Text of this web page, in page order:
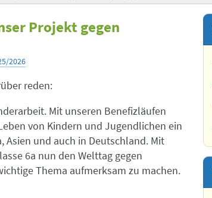
Projekt gegen
2026
reden:
Mit unseren Benefizläufen
von Kindern und Jugendlichen ein
Asien und auch in Deutschland. Mit
6a nun den Welttag gegen
Thema aufmerksam zu machen.